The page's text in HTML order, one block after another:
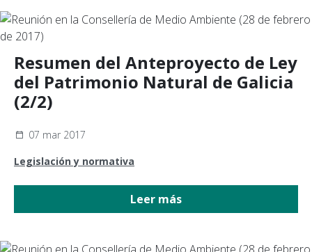
Resumen del Anteproyecto de Ley
del Patrimonio Natural de Galicia
(2/2)
07 mar 2017
Legislación y normativa
Leer más